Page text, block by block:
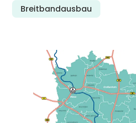
Breitbandausbau